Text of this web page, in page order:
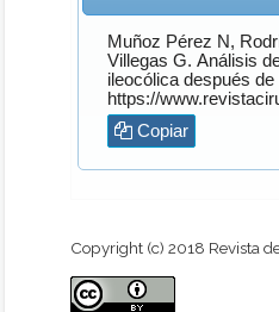
Muñoz Pérez N,
Villegas G. Análisis de variables relacionadas con la morbimortalidad de la anastomosis
ileocólica después
Copiar
Copyright (c) 2018 Revista